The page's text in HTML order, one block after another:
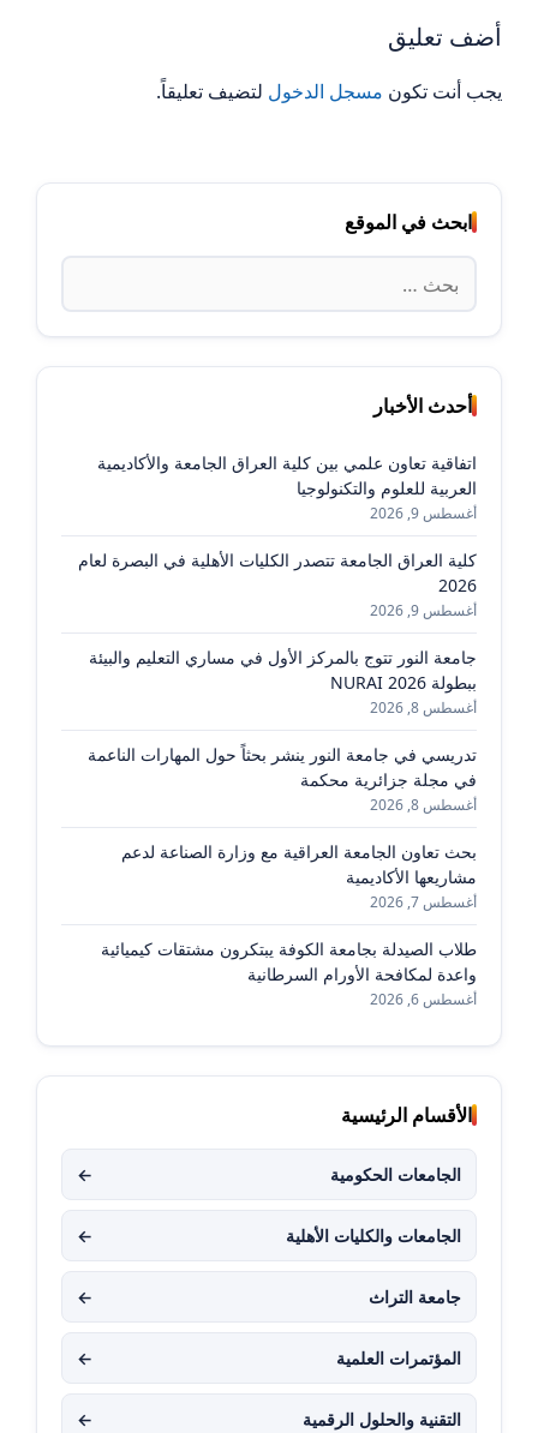
أضف تعليق
يجب أنت تكون مسجل الدخول لتضيف تعليقاً.
ابحث في الموقع
البحث
عن:
أحدث الأخبار
اتفاقية تعاون علمي بين كلية العراق الجامعة والأكاديمية
العربية للعلوم والتكنولوجيا
أغسطس 9, 2026
كلية العراق الجامعة تتصدر الكليات الأهلية في البصرة لعام
2026
أغسطس 9, 2026
جامعة النور تتوج بالمركز الأول في مساري التعليم والبيئة
ببطولة NURAI 2026
أغسطس 8, 2026
تدريسي في جامعة النور ينشر بحثاً حول المهارات الناعمة
في مجلة جزائرية محكمة
أغسطس 8, 2026
بحث تعاون الجامعة العراقية مع وزارة الصناعة لدعم
مشاريعها الأكاديمية
أغسطس 7, 2026
طلاب الصيدلة بجامعة الكوفة يبتكرون مشتقات كيميائية
واعدة لمكافحة الأورام السرطانية
أغسطس 6, 2026
الأقسام الرئيسية
الجامعات الحكومية ←
الجامعات والكليات الأهلية ←
جامعة التراث ←
المؤتمرات العلمية ←
التقنية والحلول الرقمية ←